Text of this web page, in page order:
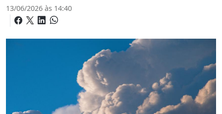
13/06/2026 às 14:40